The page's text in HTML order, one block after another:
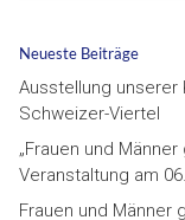
Neueste Beiträge
Ausstellung unserer
Schweizer-Viertel
„Frauen und
Veranstaltung am
Frauen und Männer